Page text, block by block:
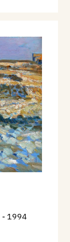
- 1994